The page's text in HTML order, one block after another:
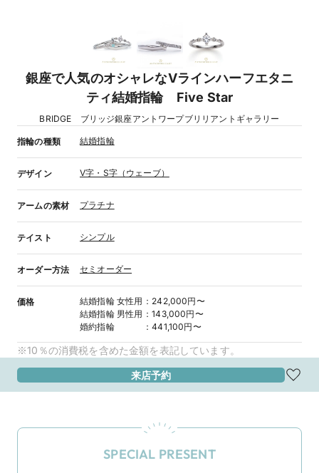
銀座で人気のオシャレなVラインハーフエタニ
ティ結婚指輪 Five Star
BRIDGE ブリッジ銀座アントワープブリリアントギャラリー
指輪の種類 結婚指輪
デザイン V字・S字（ウェーブ）
アームの素材 プラチナ
テイスト シンプル
オーダー方法 セミオーダー
価格 結婚指輪 女性用 ： 242,000円〜
結婚指輪 男性用 ：143,000円〜
婚約指輪
：441,100円〜
※10％の消費税を含めた金額を表記しています。
来店予約
SPECIAL PRESENT